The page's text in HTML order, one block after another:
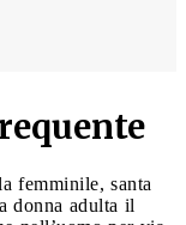
femminile, santa
donna adulta il